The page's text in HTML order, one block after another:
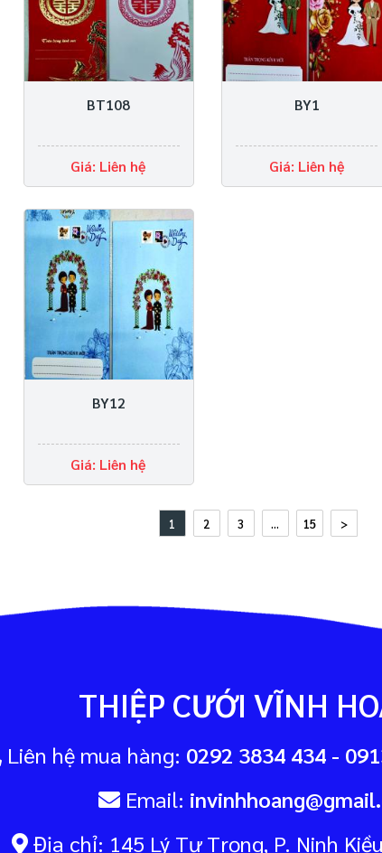
BT108
Giá: Liên hệ
BY1
Giá: Liên hệ
BY12
Giá: Liên hệ
1 2 3 ... 15 >
THIỆP CƯỚI VĨNH
Liên hệ mua hàng: 0292 3834 434 -
Email:
Địa chỉ: 145 Lý Tự Trọng, P. Ninh